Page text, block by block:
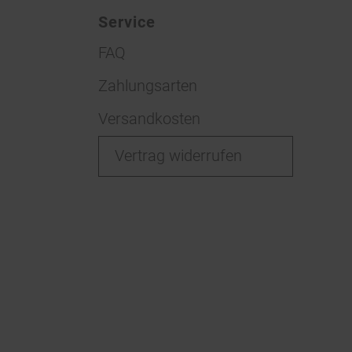
Service
FAQ
Zahlungsarten
Versandkosten
Vertrag widerrufen